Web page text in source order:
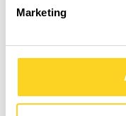
Marketing